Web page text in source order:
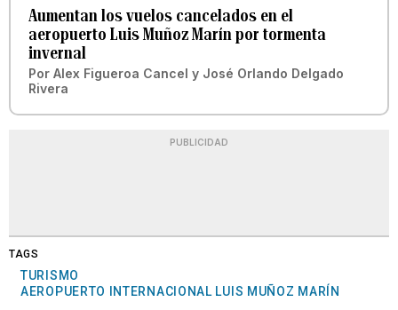
Aumentan los vuelos cancelados en el
aeropuerto Luis Muñoz Marín por tormenta
invernal
Por Alex Figueroa Cancel y José Orlando Delgado
Rivera
PUBLICIDAD
TAGS
TURISMO
AEROPUERTO INTERNACIONAL LUIS MUÑOZ MARÍN